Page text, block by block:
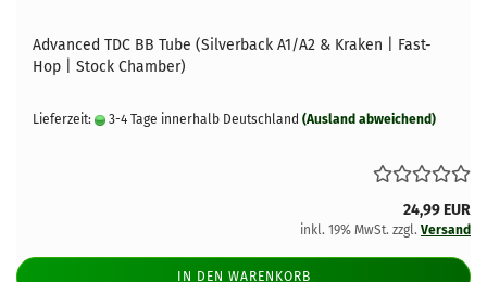
Advanced TDC BB Tube (Silverback A1/A2 & Kraken | Fast-
Hop | Stock Chamber)
Lieferzeit: 3-4 Tage innerhalb Deutschland (Ausland abweichend)
24,99 EUR
inkl. 19% MwSt. zzgl. Versand
IN DEN WARENKORB